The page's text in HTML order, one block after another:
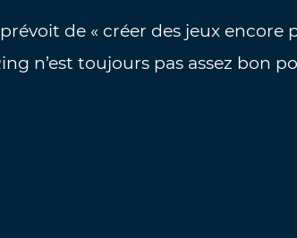
de « créer des jeux encore
n’est toujours pas assez bon